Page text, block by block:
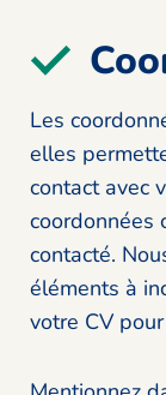
Les
elles
contact avec
coordonnées
contacté.
éléments à
votre CV